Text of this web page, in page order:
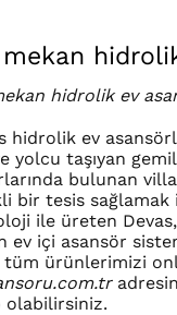
mekan
hidrolik ev
hidrolik ev
yolcu taşıyan
bulunan
bir tesis
ile üreten Devas,
ev içi asansör
tüm ürünlerimizi
olabilirsiniz.